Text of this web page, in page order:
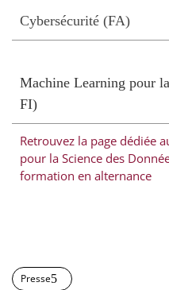
Cybersécurité (FA)
Machine Learning pour
FI)
Retrouvez la page dédiée
pour la Science des
formation en alternance
Presse